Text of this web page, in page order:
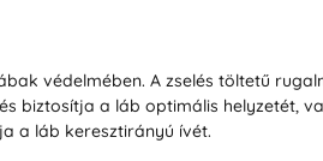
védelmében. A zselés töltetű
biztosítja a láb optimális helyzetét,
a láb keresztirányú ívét.